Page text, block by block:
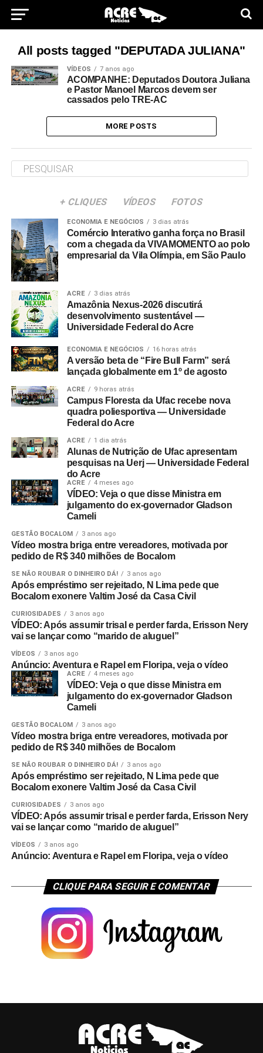
All posts tagged "DEPUTADA JULIANA"
VÍDEOS 7 anos ago
ACOMPANHE: Deputados Doutora Juliana
e Pastor Manoel Marcos devem ser
cassados pelo TRE-AC
MORE POSTS
+ CLIQUES VÍDEOS FOTOS
ECONOMIA E NEGÓCIOS 3 dias atrás
Comércio Interativo ganha força no Brasil
com a chegada da VIVAMOMENTO ao polo
empresarial da Vila Olímpia, em São Paulo
ACRE 3 dias atrás
Amazônia Nexus-2026 discutirá
desenvolvimento sustentável —
Universidade Federal do Acre
ECONOMIA E NEGÓCIOS 16 horas atrás
A versão beta de “Fire Bull Farm” será
lançada globalmente em 1º de agosto
ACRE 9 horas atrás
Campus Floresta da Ufac recebe nova
quadra poliesportiva — Universidade
Federal do Acre
ACRE 1 dia atrás
Alunas de Nutrição de Ufac apresentam
pesquisas na Uerj — Universidade Federal
do Acre
ACRE 4 meses ago
VÍDEO: Veja o que disse Ministra em
julgamento do ex-governador Gladson
Cameli
GESTÃO BOCALOM 3 anos ago
Vídeo mostra briga entre vereadores, motivada por
pedido de R$ 340 milhões de Bocalom
SE NÃO ROUBAR O DINHEIRO DÁ! 3 anos ago
Após empréstimo ser rejeitado, N Lima pede que
Bocalom exonere Valtim José da Casa Civil
CURIOSIDADES 3 anos ago
VÍDEO: Após assumir trisal e perder farda, Erisson Nery
vai se lançar como “marido de aluguel”
VÍDEOS 3 anos ago
Anúncio: Aventura e Rapel em Floripa, veja o vídeo
ACRE 4 meses ago
VÍDEO: Veja o que disse Ministra em
julgamento do ex-governador Gladson
Cameli
GESTÃO BOCALOM 3 anos ago
Vídeo mostra briga entre vereadores, motivada por
pedido de R$ 340 milhões de Bocalom
SE NÃO ROUBAR O DINHEIRO DÁ! 3 anos ago
Após empréstimo ser rejeitado, N Lima pede que
Bocalom exonere Valtim José da Casa Civil
CURIOSIDADES 3 anos ago
VÍDEO: Após assumir trisal e perder farda, Erisson Nery
vai se lançar como “marido de aluguel”
VÍDEOS 3 anos ago
Anúncio: Aventura e Rapel em Floripa, veja o vídeo
CLIQUE PARA SEGUIR E COMENTAR